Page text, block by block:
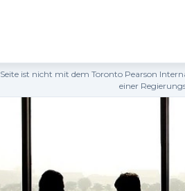
ist nicht mit dem Toronto Pearson
einer